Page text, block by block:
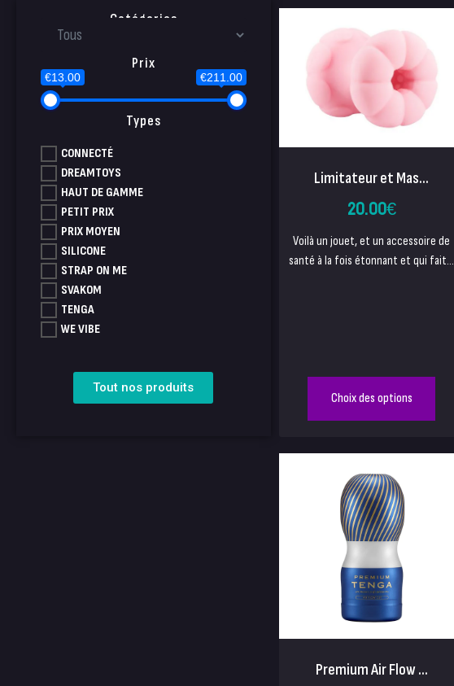
Catégories
Prix
€13.00 €211.00
Types
CONNECTÉ
DREAMTOYS
HAUT DE GAMME
PETIT PRIX
PRIX MOYEN
SILICONE
STRAP ON ME
SVAKOM
TENGA
WE VIBE
Tout nos produits
Limitateur et Mas...
20.00€
Voilà un jouet, et un accessoire de
santé à la fois étonnant et qui fait...
Choix des options
Premium Air Flow ...